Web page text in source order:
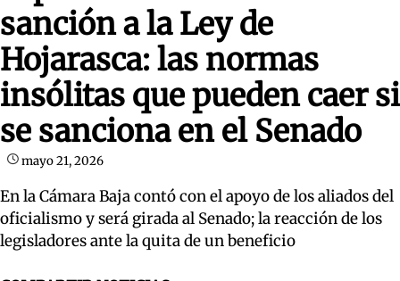
sanción a la Ley de
Hojarasca: las normas
insólitas que pueden caer si
se sanciona en el Senado
mayo 21, 2026
En la Cámara Baja contó con el apoyo de los aliados del
oficialismo y será girada al Senado; la reacción de los
legisladores ante la quita de un beneficio